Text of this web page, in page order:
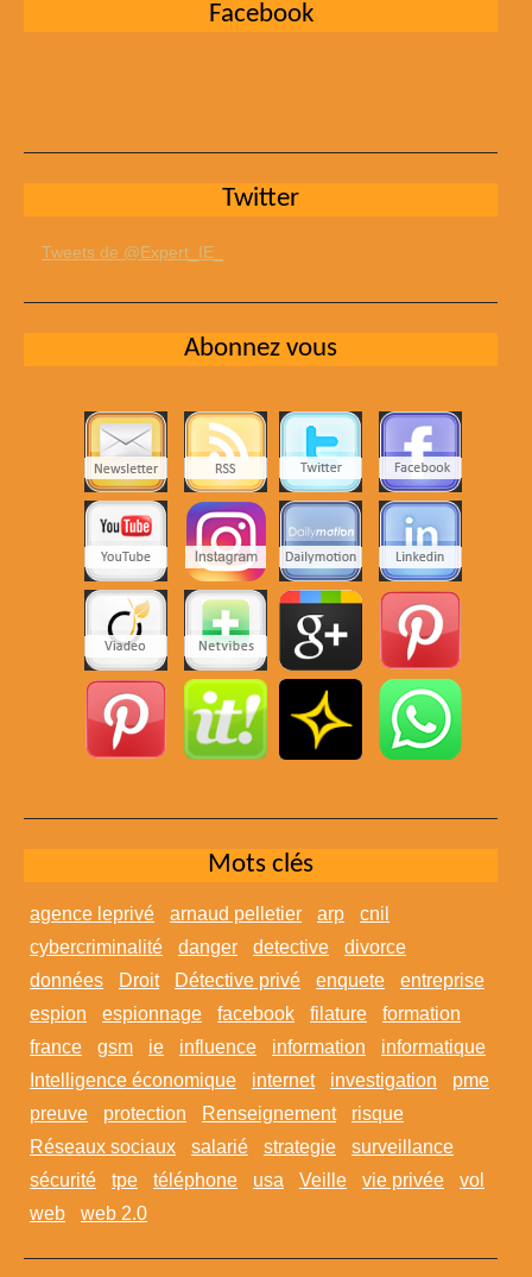
Facebook
Twitter
Tweets de @Expert_IE_
Abonnez vous
Mots clés
agence leprivé arnaud pelletier arp
cnil
cybercriminalité
danger detective
divorce
données
Droit Détective privé enquete
entreprise
espion
espionnage facebook filature
formation
france
gsm ie influence information
informatique
Intelligence économique
internet investigation
pme
preuve
protection Renseignement
risque
Réseaux sociaux
salarié strategie
surveillance
sécurité
tpe téléphone usa Veille vie privée
vol
web
web 2.0